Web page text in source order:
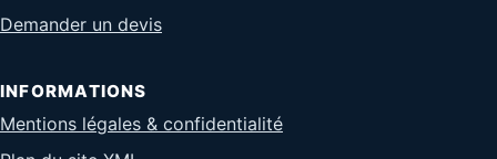
Demander un devis
INFORMATIONS
Mentions légales & confidentialité